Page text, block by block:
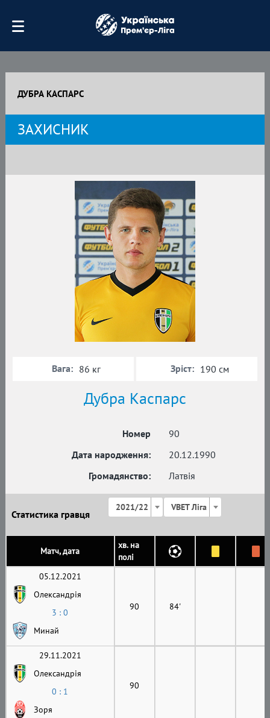
ДУБРА КАСПАРС
ЗАХИСНИК
Дубра Каспарс
Номер
90
Дата народження:
20.12.1990
Громадянство:
Латвія
Вага: 86 кг Зріст: 190 см
Статистика гравця
2021/22 VBET Ліга
Матч, дата
хв. на
полі
05.12.2021
Олександрія
3 : 0
Минай
90 84'
29.11.2021
Олександрія
0 : 1
Зоря
90